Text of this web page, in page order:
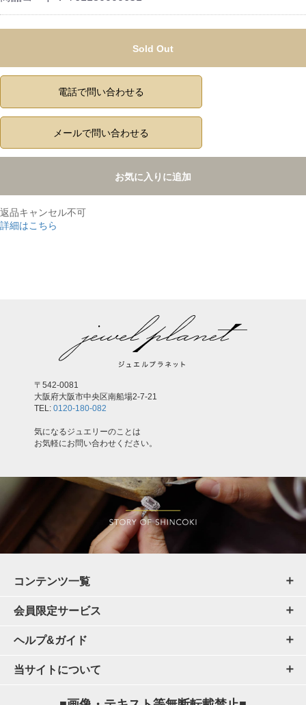
Sold Out
電話で問い合わせる
メールで問い合わせる
お気に入りに追加
返品キャンセル不可
詳細はこちら
〒542-0081
大阪府大阪市中央区南船場2-7-21
TEL: 0120-180-082
気になるジュエリーのことは
お気軽にお問い合わせください。
コンテンツ一覧
会員限定サービス
ヘルプ&ガイド
当サイトについて